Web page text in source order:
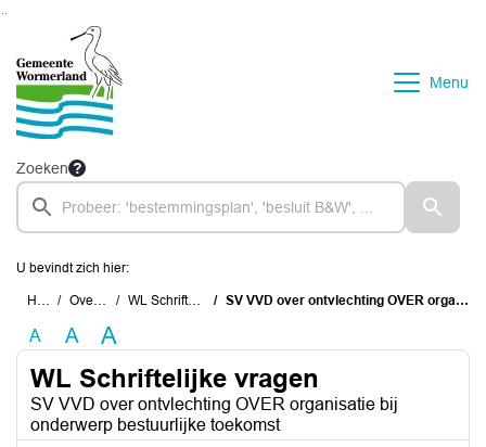
Ga naar de inhoud van deze pagina
Ga naar het zoeken
Ga naar het menu
Menu
Zoeken
U bevindt zich hier:
Home Overzichten WL Schriftelijke vragen SV VVD over ontvlechting OVER organisatie bij onderwerp bestuurlijke toekomst
A A A
WL Schriftelijke vragen
SV VVD over ontvlechting OVER organisatie bij
onderwerp bestuurlijke toekomst